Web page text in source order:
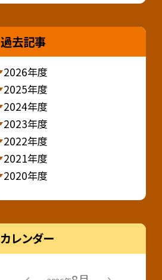
過去記事
2026年度
2025年度
2024年度
2023年度
2022年度
2021年度
2020年度
カレンダー